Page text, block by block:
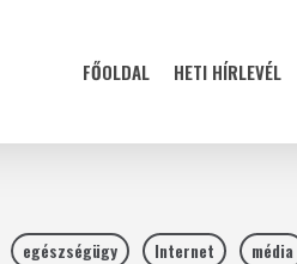
FŐOLDAL HETI HÍRLEVÉL
egészségügy Internet média